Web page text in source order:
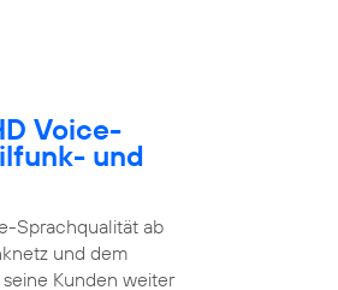
Voice-
und
Sprachqualität ab
und dem
Kunden weiter